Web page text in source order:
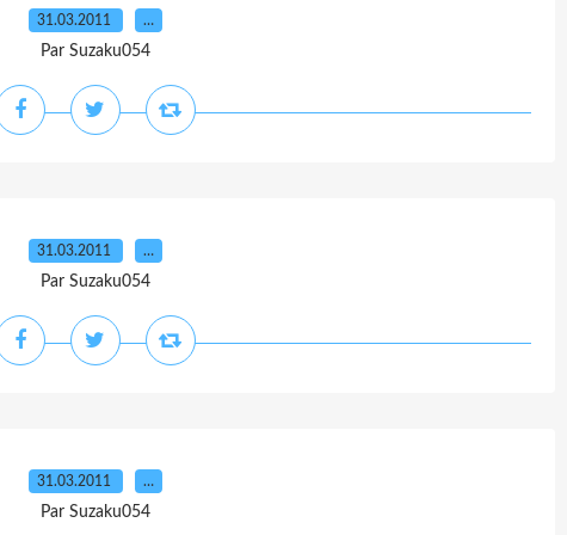
31.03.2011 …
Par Suzaku054
31.03.2011 …
Par Suzaku054
31.03.2011 …
Par Suzaku054